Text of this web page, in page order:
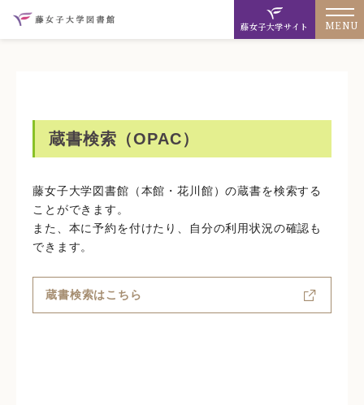
藤女子大学サイト MENU
蔵書検索（OPAC）
藤女子大学図書館（本館・花川館）の蔵書を検索する
ことができます。
また、本に予約を付けたり、自分の利用状況の確認も
できます。
蔵書検索はこちら